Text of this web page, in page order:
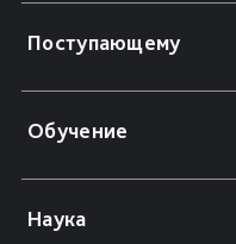
Поступающему
Обучение
Наука